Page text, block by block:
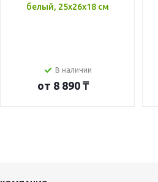
белый, 25x26x18 см
В наличии
от 8 890 ₸